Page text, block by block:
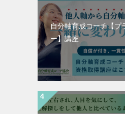
自分軸育成コーチ【プ
ー】講座